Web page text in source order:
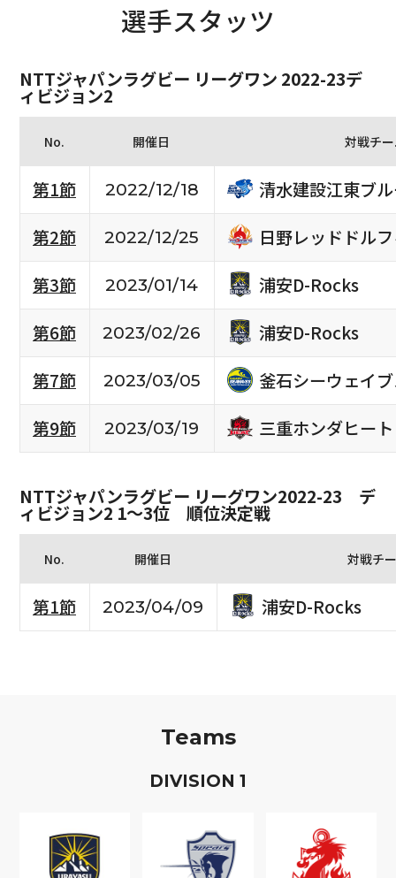
選手スタッツ
NTTジャパンラグビー リーグワン 2022-23デ
ィビジョン2
No. 開催日 対戦チ
第1節 2022/12/18
清水建設江東ブ
第2節
2022/12/25
日野レッドドル
第3節
2023/01/14
浦安D-Rocks
第6節
2023/02/26
浦安D-Rocks
第7節
2023/03/05
釜石シーウェイ
第9節
2023/03/19 三重ホンダヒート
NTTジャパンラグビー リーグワン2022-23 デ
ィビジョン2 1〜3位 順位決定戦
No. 開催日 対戦チ
第1節 2023/04/09 浦安D-Rocks
Teams
DIVISION 1